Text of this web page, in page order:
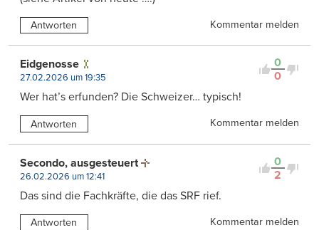
Antworten Kommentar melden
0
0
Eidgenosse
27.02.2026 um 19:35
Wer hat’s erfunden? Die Schweizer… typisch!
Antworten Kommentar melden
0
2
Secondo, ausgesteuert
26.02.2026 um 12:41
Das sind die Fachkräfte, die das SRF rief.
Antworten Kommentar melden